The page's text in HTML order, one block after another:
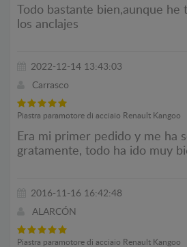
Todo bastante bien,aunque
los anclajes
2022-12-14 13:43:03
Carrasco
Piastra paramotore di acciaio Renault Kangoo
Era mi primer pedido y me ha
gratamente, todo ha ido muy
2016-11-16 16:42:48
ALARCÓN
Piastra paramotore di acciaio Renault Kangoo